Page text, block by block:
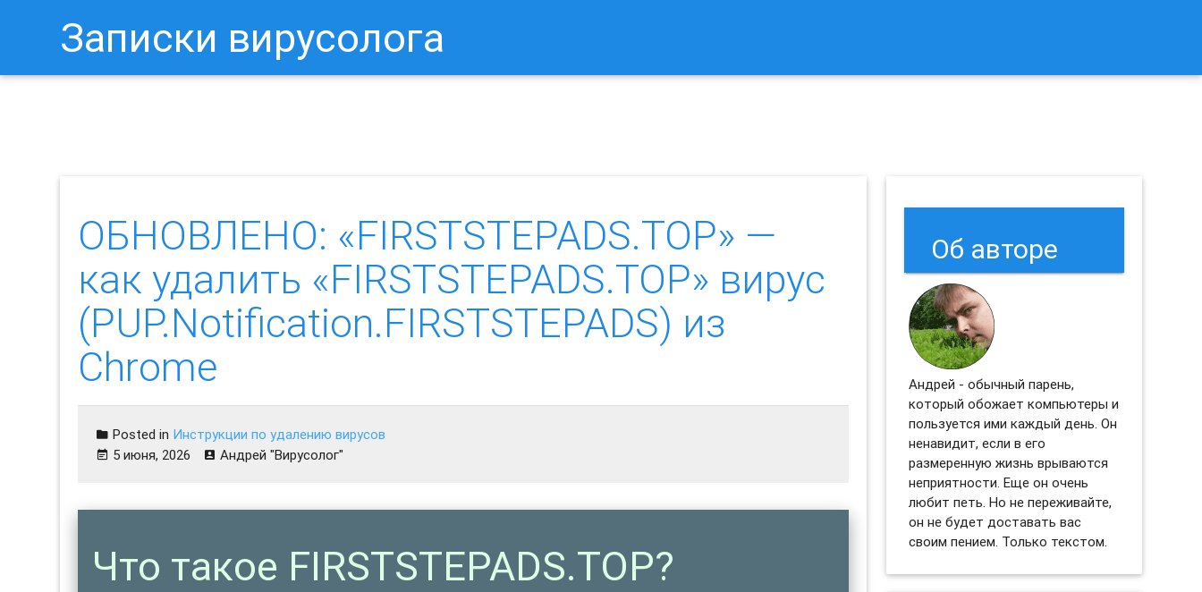
Записки вирусолога
ОБНОВЛЕНО: «FIRSTSTEPADS.TOP» —
как удалить «FIRSTSTEPADS.TOP» вирус
(PUP.Notification.FIRSTSTEPADS) из
Chrome
Posted in Инструкции по удалению вирусов
5 июня, 2026
Андрей "Вирусолог"
Что такое FIRSTSTEPADS.TOP?
Об авторе
Андрей - обычный парень,
который обожает компьютеры и
пользуется ими каждый день. Он
ненавидит, если в его
размеренную жизнь врываются
неприятности. Еще он очень
любит петь. Но не переживайте,
он не будет доставать вас
своим пением. Только текстом.